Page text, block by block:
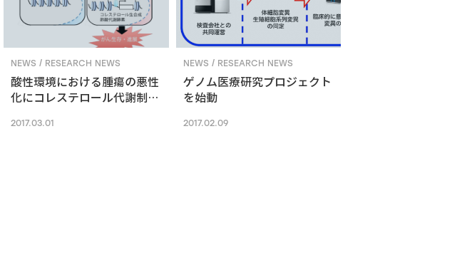
NEWS / RESEARCH NEWS
酸性環境における腫瘍の悪性
化にコレステロール代謝制御
ることを発見
2017.03.01
NEWS / RESEARCH NEWS
ゲノム医療研究プロジェクト
を始動
2017.02.09